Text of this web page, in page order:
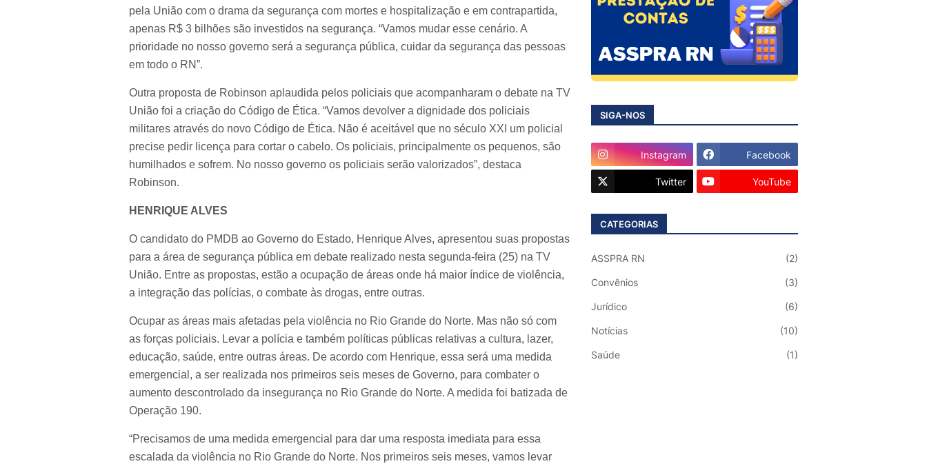
pela União com o drama da segurança com mortes e hospitalização e em contrapartida,
apenas R$ 3 bilhões são investidos na segurança. “Vamos mudar esse cenário. A
prioridade no nosso governo será a segurança pública, cuidar da segurança das pessoas
em todo o RN”.
Outra proposta de Robinson aplaudida pelos policiais que acompanharam o debate na TV
União foi a criação do Código de Ética. “Vamos devolver a dignidade dos policiais
militares através do novo Código de Ética. Não é aceitável que no século XXI um policial
precise pedir licença para cortar o cabelo. Os policiais, principalmente os pequenos, são
humilhados e sofrem. No nosso governo os policiais serão valorizados”, destaca
Robinson.
HENRIQUE ALVES
O candidato do PMDB ao Governo do Estado, Henrique Alves, apresentou suas propostas
para a área de segurança pública em debate realizado nesta segunda-feira (25) na TV
União. Entre as propostas, estão a ocupação de áreas onde há maior índice de violência,
a integração das polícias, o combate às drogas, entre outras.
Ocupar as áreas mais afetadas pela violência no Rio Grande do Norte. Mas não só com
as forças policiais. Levar a polícia e também políticas públicas relativas a cultura, lazer,
educação, saúde, entre outras áreas. De acordo com Henrique, essa será uma medida
emergencial, a ser realizada nos primeiros seis meses de Governo, para combater o
aumento descontrolado da insegurança no Rio Grande do Norte. A medida foi batizada de
Operação 190.
“Precisamos de uma medida emergencial para dar uma resposta imediata para essa
escalada da violência no Rio Grande do Norte. Nos primeiros seis meses, vamos levar
SIGA-NOS
Instagram Facebook
Twitter YouTube
CATEGORIAS
ASSPRA RN (2)
Convênios (3)
Jurídico (6)
Notícias (10)
Saúde (1)